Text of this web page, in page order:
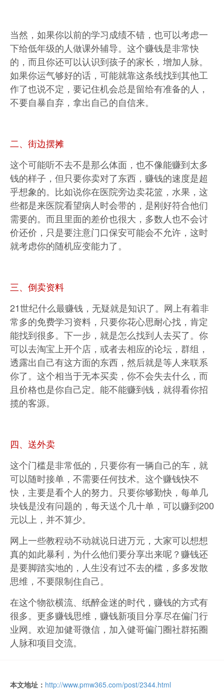
当然，如果你以前的学习成绩不错，也可以考虑一
下给低年级的人做课外辅导。这个赚钱是非常快
的，而且你还可以认识到孩子的家长，增加人脉。
如果你运气够好的话，可能就靠这条线找到其他工
作了也说不定，要记住机会总是留给有准备的人，
不要自暴自弃，拿出自己的自信来。
二、街边摆摊
这个可能听不去不是那么体面，也不像能赚到太多
钱的样子，但只要你卖对了东西，赚钱的速度是超
乎想象的。比如说你在医院旁边卖花篮，水果，这
些都是来医院看望病人时会带的，是刚好符合他们
需要的。而且里面的差价也很大，多数人也不会讨
价还价，只是要注意门口保安可能会不允许，这时
就考虑你的随机应变能力了。
三、倒卖资料
21世纪什么最赚钱，无疑就是知识了。网上有着非
常多的免费学习资料，只要你花心思耐心找，肯定
能找到很多。下一步，就是怎么找到人去买了。你
可以去淘宝上开个店，或者去相应的论坛，群组，
透露出自己有这方面的东西，然后就是等人来联系
你了。这个相当于无本买卖，你不会失去什么，而
且价格也是你自己定。能不能赚到钱，就得看你招
揽的客源。
四、送外卖
这个门槛是非常低的，只要你有一辆自己的车，就
可以随时接单，不需要任何技术。这个赚钱快不
快，主要是看个人的努力。只要你够勤快，每单几
块钱是没有问题的，每天送个几十单，可以赚到200
元以上，并不算少。
网上一些教程动不动就说日进万元，大家可以想想
真的如此暴利，为什么他们要分享出来呢？赚钱还
是要脚踏实地的，人生没有过不去的槛，多多发散
思维，不要限制住自己。
在这个物欲横流、纸醉金迷的时代，赚钱的方式有
很多。更多赚钱思维，赚钱新项目分享尽在偏门行
业网。欢迎加健哥微信，加入健哥偏门圈社群拓圈
人脉和项目交流。
本文地址： http://www.pmw365.com/post/2344.html